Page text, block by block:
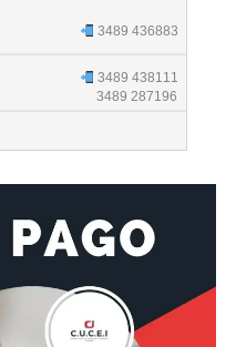
3489 436883
3489 438111
3489 287196